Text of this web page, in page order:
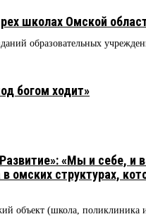
школах Омской
образовательных
богом ходит»
«Мы и себе, и
омских структурах,
объект (школа, поликлиника